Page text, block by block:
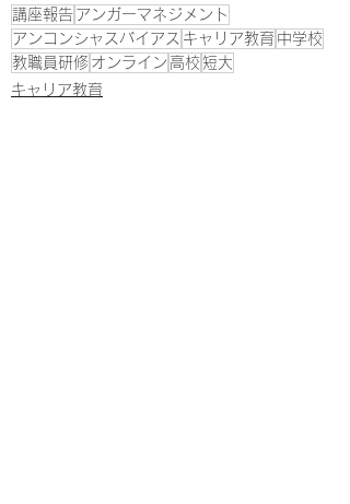
講座報告 アンガーマネジメント
アンコンシャスバイアス キャリア教育 中学校
教職員研修 オンライン 高校 短大
キャリア教育